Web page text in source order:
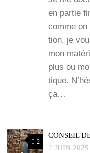
en par­tie
comme
tion, je
mon
plus ou
tique.
ça…
2
CONSEIL
2 JUIN 2025